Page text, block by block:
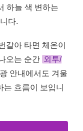
하늘 색 변하는
다.
갈아 타면 체온이
오는 순간 외투/
안내에서도 겨울
흐름이 보입니